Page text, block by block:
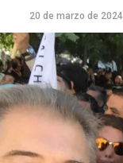
20 de marzo de 2024